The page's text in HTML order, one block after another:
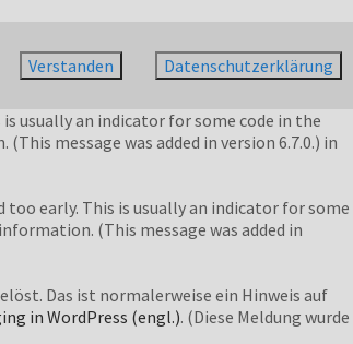
an indicator for some code in the plugin
was added in version 6.7.0.) in
usually an indicator for some code in the
message was added in version 6.7.0.) in
too early. This is usually an indicator for some
(This message was added in
Das ist normalerweise ein Hinweis auf
in WordPress (engl.). (Diese Meldung wurde
Verstanden Datenschutzerklärung